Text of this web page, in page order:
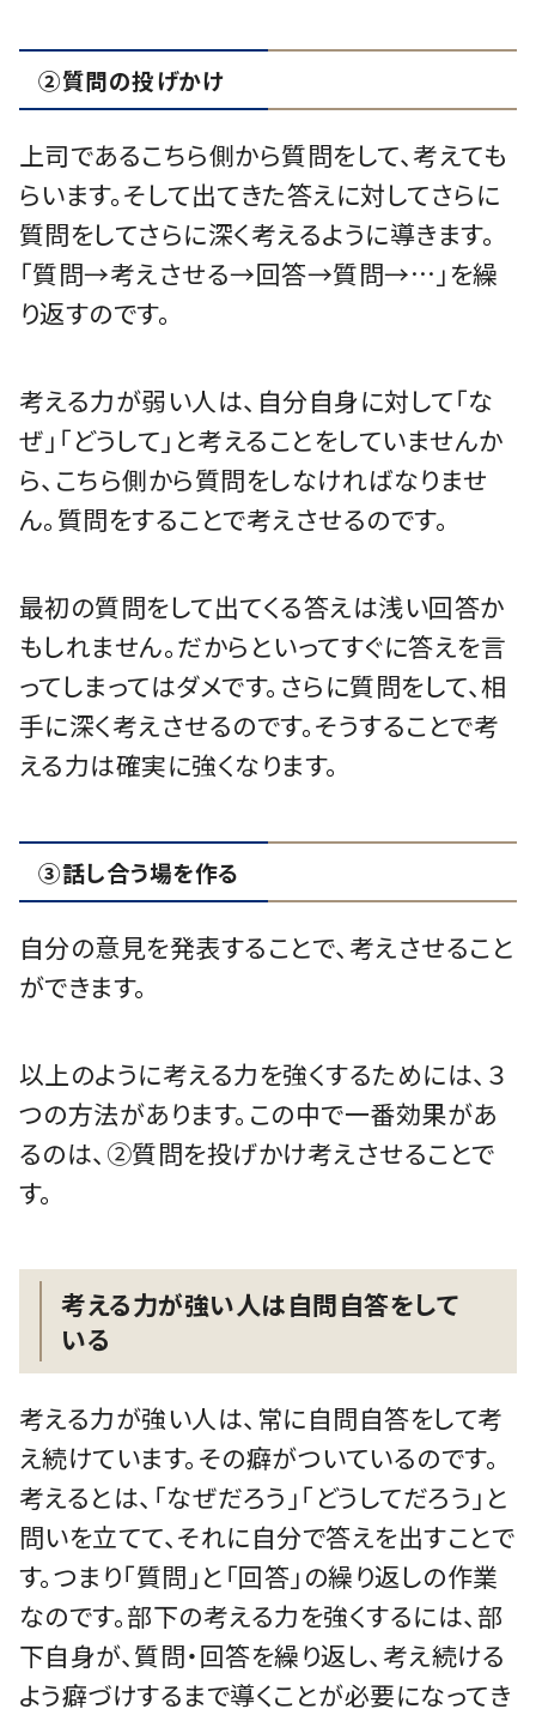
②質問の投げかけ
上司であるこちら側から質問をして、考えても
らいます。そして出てきた答えに対してさらに
質問をしてさらに深く考えるように導きます。
「質問→考えさせる→回答→質問→…」を繰
り返すのです。
考える力が弱い人は、自分自身に対して「な
ぜ」「どうして」と考えることをしていませんか
ら、こちら側から質問をしなければなりませ
ん。質問をすることで考えさせるのです。
最初の質問をして出てくる答えは浅い回答か
もしれません。だからといってすぐに答えを言
ってしまってはダメです。さらに質問をして、相
手に深く考えさせるのです。そうすることで考
える力は確実に強くなります。
③話し合う場を作る
自分の意見を発表することで、考えさせること
ができます。
以上のように考える力を強くするためには、３
つの方法があります。この中で一番効果があ
るのは、②質問を投げかけ考えさせることで
す。
考える力が強い人は自問自答をして
いる
考える力が強い人は、常に自問自答をして考
え続けています。その癖がついているのです。
考えるとは、「なぜだろう」「どうしてだろう」と
問いを立てて、それに自分で答えを出すことで
す。つまり「質問」と「回答」の繰り返しの作業
なのです。部下の考える力を強くするには、部
下自身が、質問・回答を繰り返し、考え続ける
よう癖づけするまで導くことが必要になってき